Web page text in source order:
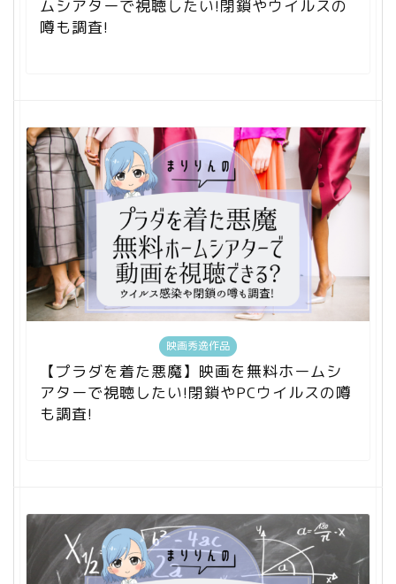
ムシアターで視聴したい!閉鎖やウイルスの
噂も調査!
映画秀逸作品
【プラダを着た悪魔】映画を無料ホームシ
アターで視聴したい!閉鎖やPCウイルスの噂
も調査!